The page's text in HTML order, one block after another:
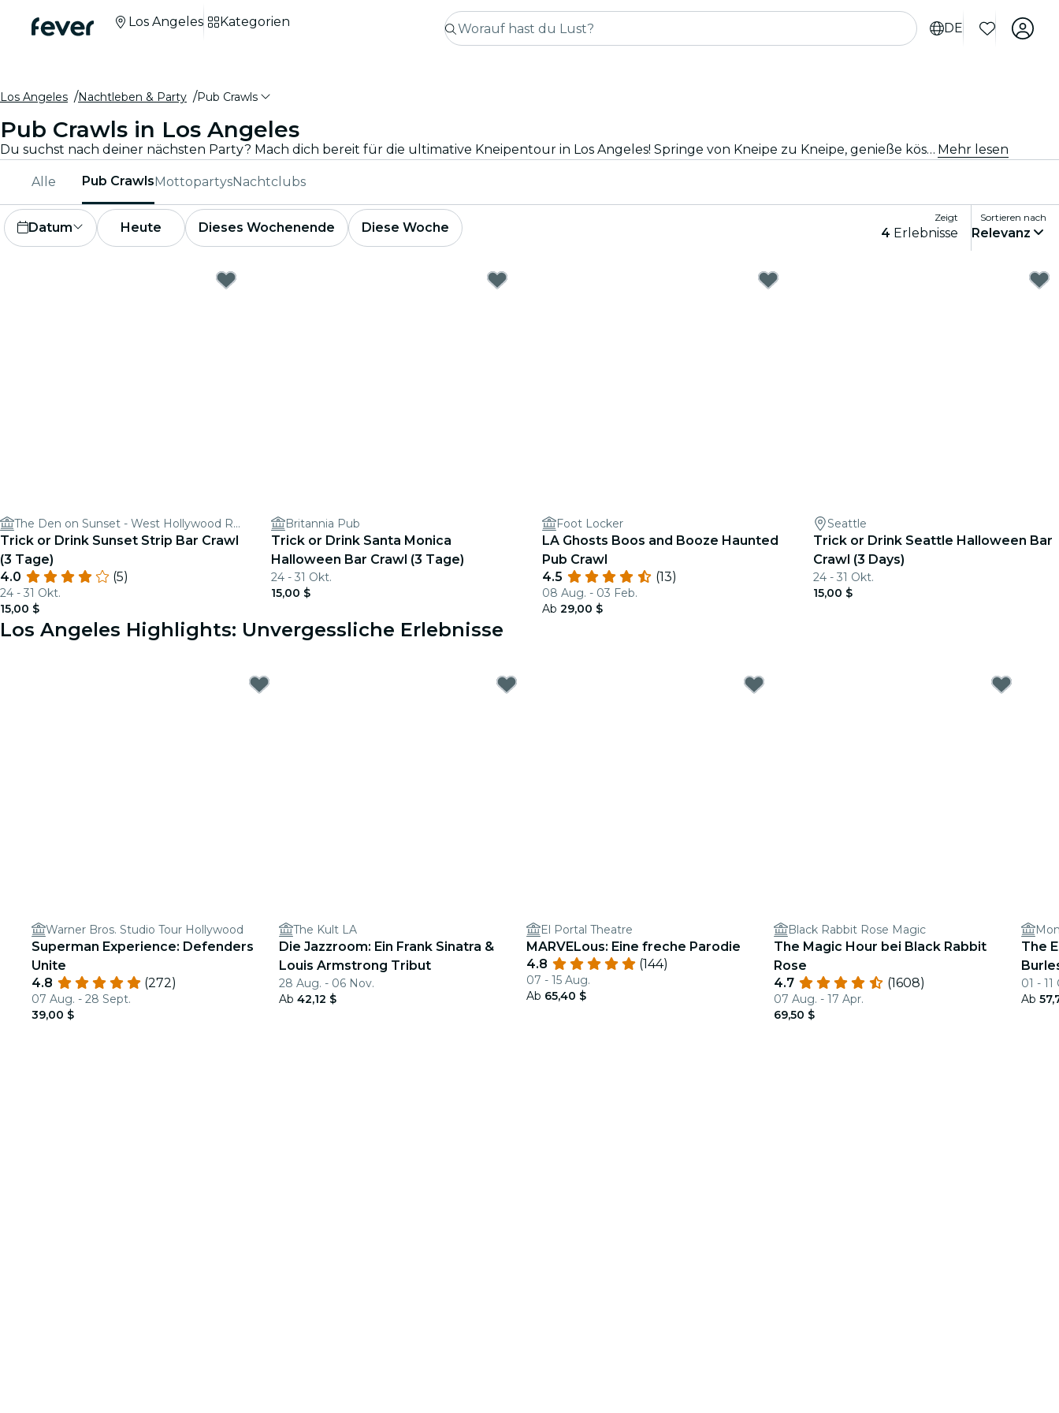
DE
Los Angeles Kategorien
Los Angeles Nachtleben & Party Pub Crawls
Pub Crawls in Los Angeles
Du suchst nach deiner nächsten Party? Mach dich bereit für die ultimative Kneipentour in Los Angeles! Springe von Kneipe zu Kneipe, genieße köstliche Getränke und lerne unterwegs neue Leute kennen. Verpasse auf keinen Fall die besten Kneipentouren, die Los Angeles zu bieten hat! Mehr lesen
Alle Pub CrawlsMottopartysNachtclubs
Datum Heute Dieses Wochenende Diese Woche
Zeigt
4 Erlebnisse
Sortieren nach
Relevanz
The Den on Sunset - West Hollywood Restaurant & Bar
Trick or Drink Sunset Strip Bar Crawl
(3 Tage)
4.0
(5)
24 - 31 Okt.
15,00 $
Britannia Pub
Trick or Drink Santa Monica
Halloween Bar Crawl (3 Tage)
24 - 31 Okt.
15,00 $
Foot Locker
LA Ghosts Boos and Booze Haunted
Pub Crawl
4.5
(13)
08 Aug. - 03 Feb.
Ab 29,00 $
Seattle
Trick or Drink Seattle Halloween Bar
Crawl (3 Days)
24 - 31 Okt.
15,00 $
Los Angeles Highlights: Unvergessliche Erlebnisse
Warner Bros. Studio Tour Hollywood
Superman Experience: Defenders
Unite
4.8
(272)
07 Aug. - 28 Sept.
39,00 $
The Kult LA
Die Jazzroom: Ein Frank Sinatra &
Louis Armstrong Tribut
28 Aug. - 06 Nov.
Ab 42,12 $
El Portal Theatre
MARVELous: Eine freche Parodie
4.8
(144)
07 - 15 Aug.
Ab 65,40 $
Black Rabbit Rose Magic
The Magic Hour bei Black Rabbit
Rose
4.7
(1608)
07 Aug. - 17 Apr.
69,50 $
The
01 - 11
Ab